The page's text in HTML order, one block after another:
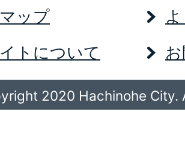
ップ
トについて
2020 Hachinohe City.